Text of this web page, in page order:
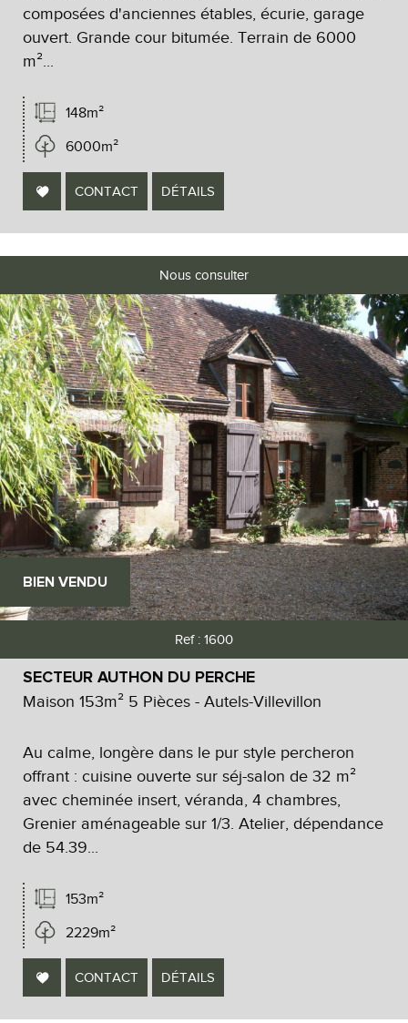
composées d'anciennes étables, écurie, garage
ouvert. Grande cour bitumée. Terrain de 6000
m²...
148m²
6000m²
CONTACT DÉTAILS
BIEN VENDU
Nous consulter
Ref : 1600
SECTEUR AUTHON DU PERCHE
Maison 153m² 5 Pièces - Autels-Villevillon
Au calme, longère dans le pur style percheron
offrant : cuisine ouverte sur séj-salon de 32 m²
avec cheminée insert, véranda, 4 chambres,
Grenier aménageable sur 1/3. Atelier, dépendance
de 54.39...
153m²
2229m²
CONTACT DÉTAILS